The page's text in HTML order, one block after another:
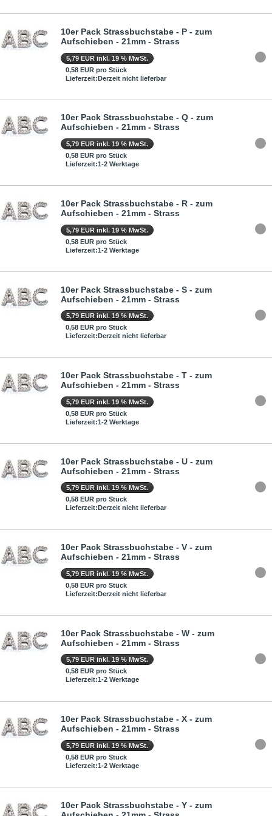
10er Pack Strassbuchstabe - P - zum
Aufschieben - 21mm - Strass
5,79 EUR inkl. 19 % MwSt.
0,58 EUR pro Stück
Lieferzeit:Derzeit nicht lieferbar
10er Pack Strassbuchstabe - Q - zum
Aufschieben - 21mm - Strass
5,79 EUR inkl. 19 % MwSt.
0,58 EUR pro Stück
Lieferzeit:1-2 Werktage
10er Pack Strassbuchstabe - R - zum
Aufschieben - 21mm - Strass
5,79 EUR inkl. 19 % MwSt.
0,58 EUR pro Stück
Lieferzeit:1-2 Werktage
10er Pack Strassbuchstabe - S - zum
Aufschieben - 21mm - Strass
5,79 EUR inkl. 19 % MwSt.
0,58 EUR pro Stück
Lieferzeit:Derzeit nicht lieferbar
10er Pack Strassbuchstabe - T - zum
Aufschieben - 21mm - Strass
5,79 EUR inkl. 19 % MwSt.
0,58 EUR pro Stück
Lieferzeit:1-2 Werktage
10er Pack Strassbuchstabe - U - zum
Aufschieben - 21mm - Strass
5,79 EUR inkl. 19 % MwSt.
0,58 EUR pro Stück
Lieferzeit:Derzeit nicht lieferbar
10er Pack Strassbuchstabe - V - zum
Aufschieben - 21mm - Strass
5,79 EUR inkl. 19 % MwSt.
0,58 EUR pro Stück
Lieferzeit:Derzeit nicht lieferbar
10er Pack Strassbuchstabe - W - zum
Aufschieben - 21mm - Strass
5,79 EUR inkl. 19 % MwSt.
0,58 EUR pro Stück
Lieferzeit:1-2 Werktage
10er Pack Strassbuchstabe - X - zum
Aufschieben - 21mm - Strass
5,79 EUR inkl. 19 % MwSt.
0,58 EUR pro Stück
Lieferzeit:1-2 Werktage
10er Pack Strassbuchstabe - Y - zum